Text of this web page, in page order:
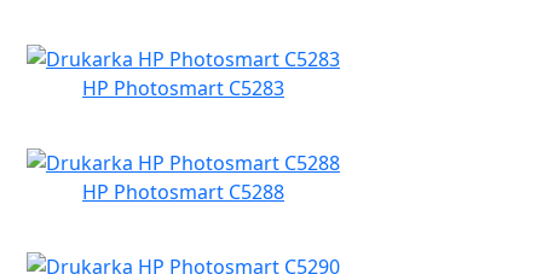
HP Photosmart C5283
HP Photosmart C5288